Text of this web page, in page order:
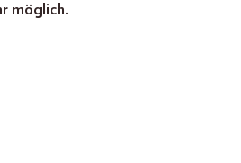
möglich.